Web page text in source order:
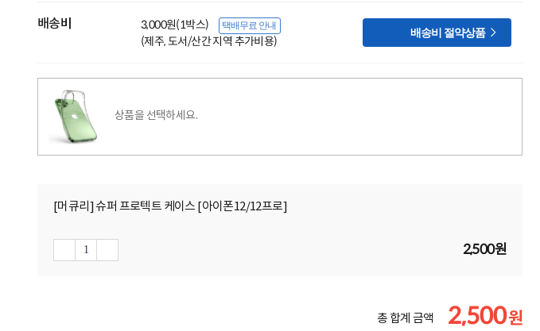
프로 에센셜
배송비 3,000원(1박스) 택배무료 안내
(제주, 도서/산간 지역 추가비용)
배송비 절약상품 
상품을 선택하세요.
[머큐리] 슈퍼 프로텍트 케이스 [아이폰12/12프로]
2,500원
총 합계 금액 2,500원